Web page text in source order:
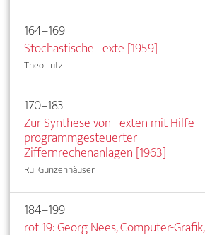
164–169
Stochastische Texte [1959]
Theo Lutz
170–183
Zur Synthese von Texten mit Hilfe
programmgesteuerter
Ziffernrechenanlagen [1963]
Rul Gunzenhäuser
184–199
rot 19: Georg Nees, Computer-Grafik,